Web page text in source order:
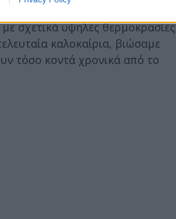
σχετικά υψηλές θερμοκρασίες
καλοκαίρια, βιώσαμε
τόσο κοντά χρονικά από το